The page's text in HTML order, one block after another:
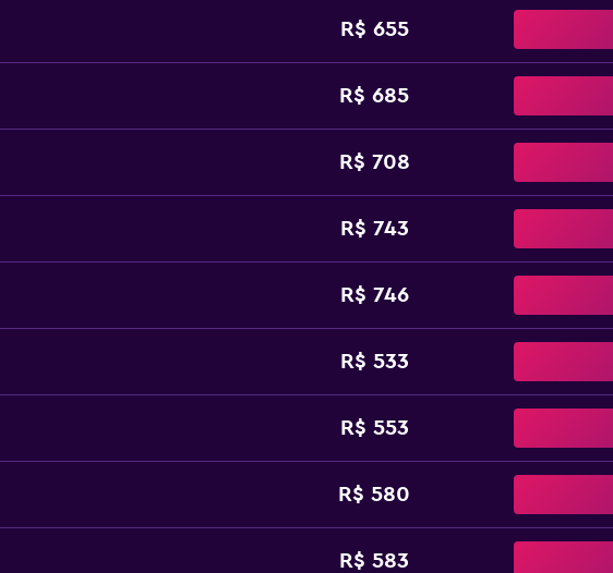
R$ 655
R$ 685
R$ 708
R$ 743
R$ 746
R$ 533
R$ 553
R$ 580
R$ 583